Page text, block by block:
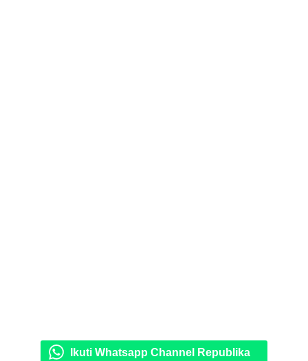
Ikuti Whatsapp Channel Republika